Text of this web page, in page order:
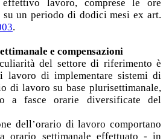
lavoro, comprese le ore
su un periodo di dodici mesi ex art.
.
e compensazioni
del settore di riferimento è
lavoro di implementare sistemi di
di lavoro su base plurisettimanale,
a fasce orarie diversificate del
dell’orario di lavoro comportano
orario settimanale effettuato - in